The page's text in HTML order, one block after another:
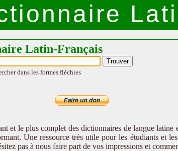
Latin-Français
dans les formes fléchies
et le plus complet des dictionnaires de langue latine
Une ressource très utile pour les étudiants et
pas à nous faire part de vos impressions et